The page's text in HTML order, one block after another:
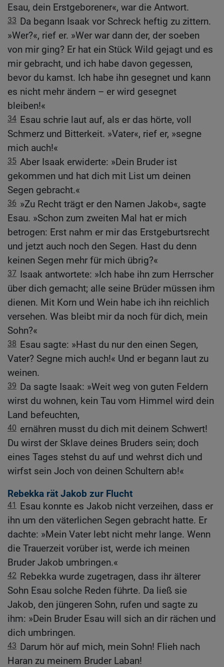
Esau, dein Erstgeborener«, war die Antwort.
33 Da begann Isaak vor Schreck heftig zu zittern.
»Wer?«, rief er. »Wer war dann der, der soeben
von mir ging? Er hat ein Stück Wild gejagt und es
mir gebracht, und ich habe davon gegessen,
bevor du kamst. Ich habe ihn gesegnet und kann
es nicht mehr ändern – er wird gesegnet
bleiben!«
34 Esau schrie laut auf, als er das hörte, voll
Schmerz und Bitterkeit. »Vater«, rief er, »segne
mich auch!«
35 Aber Isaak erwiderte: »Dein Bruder ist
gekommen und hat dich mit List um deinen
Segen gebracht.«
36 »Zu Recht trägt er den Namen Jakob«, sagte
Esau. »Schon zum zweiten Mal hat er mich
betrogen: Erst nahm er mir das Erstgeburtsrecht
und jetzt auch noch den Segen. Hast du denn
keinen Segen mehr für mich übrig?«
37 Isaak antwortete: »Ich habe ihn zum Herrscher
über dich gemacht; alle seine Brüder müssen ihm
dienen. Mit Korn und Wein habe ich ihn reichlich
versehen. Was bleibt mir da noch für dich, mein
Sohn?«
38 Esau sagte: »Hast du nur den einen Segen,
Vater? Segne mich auch!« Und er begann laut zu
weinen.
39 Da sagte Isaak: »Weit weg von guten Feldern
wirst du wohnen, kein Tau vom Himmel wird dein
Land befeuchten,
40 ernähren musst du dich mit deinem Schwert!
Du wirst der Sklave deines Bruders sein; doch
eines Tages stehst du auf und wehrst dich und
wirfst sein Joch von deinen Schultern ab!«
Rebekka rät Jakob zur Flucht
41 Esau konnte es Jakob nicht verzeihen, dass er
ihn um den väterlichen Segen gebracht hatte. Er
dachte: »Mein Vater lebt nicht mehr lange. Wenn
die Trauerzeit vorüber ist, werde ich meinen
Bruder Jakob umbringen.«
42 Rebekka wurde zugetragen, dass ihr älterer
Sohn Esau solche Reden führte. Da ließ sie
Jakob, den jüngeren Sohn, rufen und sagte zu
ihm: »Dein Bruder Esau will sich an dir rächen und
dich umbringen.
43 Darum hör auf mich, mein Sohn! Flieh nach
Haran zu meinem Bruder Laban!